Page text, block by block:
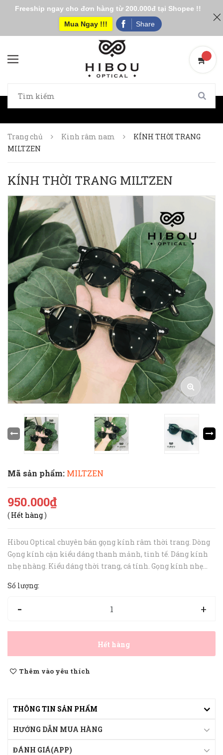
Trang chủ Kinh râm nam
KÍNH THỜI TRANG
MILTZEN
KÍNH THỜI TRANG MILTZEN
Mã sản phẩm: MILTZEN
950.000₫
( Hết hàng)
Hibou Optical chuyên bán gọng kính râm thời trang. Dòng
Gọng kính cận kiểu dáng thanh mảnh, tinh tế. Dáng kính
nhẹ nhàng. Kiểu dáng thời trang, cá tính. Gọng kính nhẹ
nữ. • Gọng kính ...
Số lượng:
- +
Hết hàng
Thêm vào yêu thích
THÔNG TIN SẢN PHẨM
HƯỚNG DẪN MUA HÀNG
ĐÁNH GIÁ(APP)
Freeship ngay cho đơn hàng từ 200.000đ tại Shopee !!
Mua Ngay !!!
Share